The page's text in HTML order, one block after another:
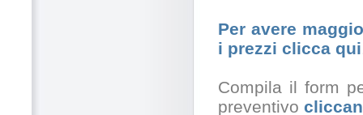
Per avere
i prezzi clicca qui
Compila il form
preventivo